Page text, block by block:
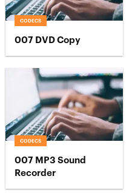
CODECS
007 DVD Copy
CODECS
007 MP3 Sound
Recorder